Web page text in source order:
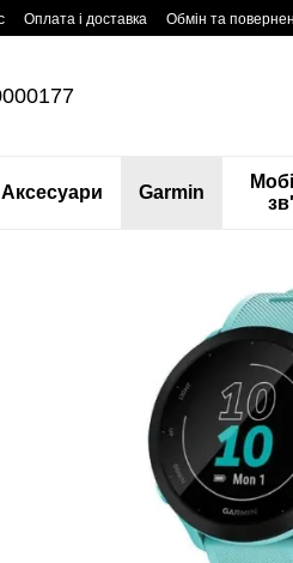
контенту
Оплата і доставка Обмін та
Аксесуари Garmin